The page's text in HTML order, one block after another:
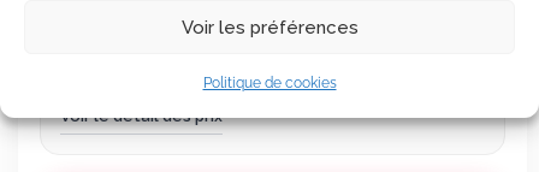
Voir les préférences
Politique de cookies
L'IA trouve votre film idéal
Voir le détail des prix
Payez en 3x sans frais